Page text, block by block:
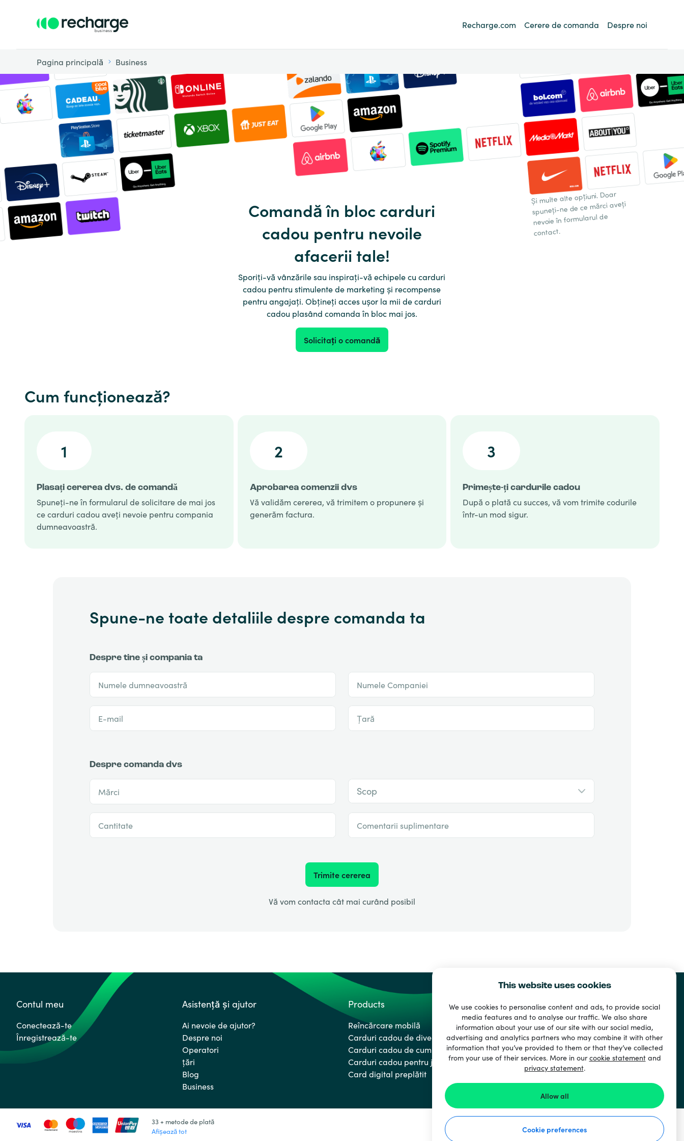
This website uses cookies
We use cookies to personalise content and ads, to provide social
media features and to analyse our traffic. We also share
information about your use of our site with our social media,
advertising and analytics partners who may combine it with other
information that you’ve provided to them or that they’ve collected
from your use of their services. More in ourcookie statementand
privacy statement.
Allow all
Cookie preferences
Recharge.com Cerere de comanda Despre noi
Pagina principală Business
Comandă în bloc carduri
cadou pentru nevoile
afacerii tale!
Sporiți-vă vânzările sau inspirați-vă echipele cu carduri
cadou pentru stimulente de marketing și recompense
pentru angajați. Obțineți acces ușor la mii de carduri
cadou plasând comanda în bloc mai jos.
Solicitați o comandă
Și multe alte opțiuni. Doar
spuneți-ne de ce mărci aveți
nevoie în formularul de
contact.
Cum funcționează?
1
Plasați cererea dvs. de comandă
Spuneți-ne în formularul de solicitare de mai jos
ce carduri cadou aveți nevoie pentru compania
dumneavoastră.
2
Aprobarea comenzii dvs
Vă validăm cererea, vă trimitem o propunere și
generăm factura.
3
Primește-ți cardurile cadou
După o plată cu succes, vă vom trimite codurile
într-un mod sigur.
Spune-ne toate detaliile despre comanda ta
Despre tine și compania ta
Numele dumneavoastră Numele Companiei
E-mail Țară
Despre comanda dvs
Mărci Scop
Cantitate Comentarii suplimentare
Trimite cererea
Vă vom contacta cât mai curând posibil
Contul meu
Conectează-te
Înregistrează-te
Asistență și ajutor
Ai nevoie de ajutor?
Despre noi
Operatori
ţări
Blog
Business
Products
Reîncărcare mobilă
Carduri cadou de divertisment
Carduri cadou de cumpărături
Carduri cadou pentru jocuri
Card digital preplătit
33 + metode de plată
Afișează tot